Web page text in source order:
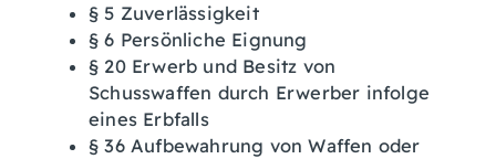
§ 5 Zuverlässigkeit
§ 6 Persönliche Eignung
§ 20 Erwerb und Besitz von
Schusswaffen durch Erwerber infolge
eines Erbfalls
§ 36 Aufbewahrung von Waffen oder